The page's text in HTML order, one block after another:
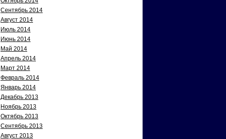
Сентябрь 2014
Август 2014
Июль 2014
Июнь 2014
Май 2014
Апрель 2014
Март 2014
Февраль 2014
Январь 2014
Декабрь 2013
Ноябрь 2013
Октябрь 2013
Сентябрь 2013
Август 2013